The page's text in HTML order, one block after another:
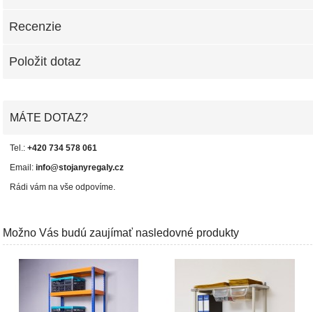
Recenzie
Položit dotaz
MÁTE DOTAZ?
Tel.:+420 734 578 061
Email:info@stojanyregaly.cz
Rádi vám na vše odpovíme.
Možno Vás budú zaujímať nasledovné produkty